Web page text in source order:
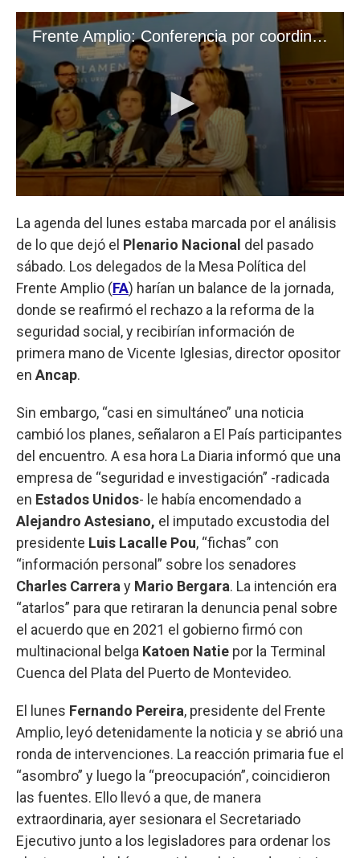
La agenda del lunes estaba marcada por el análisis
de lo que dejó el Plenario Nacional del pasado
sábado. Los delegados de la Mesa Política del
Frente Amplio (FA) harían un balance de la jornada,
donde se reafirmó el rechazo a la reforma de la
seguridad social, y recibirían información de
primera mano de Vicente Iglesias, director opositor
en Ancap.
Sin embargo, “casi en simultáneo” una noticia
cambió los planes, señalaron a El País participantes
del encuentro. A esa hora La Diaria informó que una
empresa de “seguridad e investigación” -radicada
en Estados Unidos- le había encomendado a
Alejandro Astesiano, el imputado excustodia del
presidente Luis Lacalle Pou, “fichas” con
“información personal” sobre los senadores
Charles Carreray Mario Bergara. La intención era
“atarlos” para que retiraran la denuncia penal sobre
el acuerdo que en 2021 el gobierno firmó con
multinacional belga Katoen Natie por la Terminal
Cuenca del Plata del Puerto de Montevideo.
El lunes Fernando Pereira, presidente del Frente
Amplio, leyó detenidamente la noticia y se abrió una
ronda de intervenciones. La reacción primaria fue el
“asombro” y luego la “preocupación”, coincidieron
las fuentes. Ello llevó a que, de manera
extraordinaria, ayer sesionara el Secretariado
Ejecutivo junto a los legisladores para ordenar los